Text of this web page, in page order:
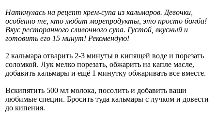
Наткнулась на рецепт крем-супа из кальмаров. Девочки,
особенно те, кто любит морепродукты, это просто бомба!
Вкус ресторанного сливочного супа. Густой, вкусный и
готовить его 15 минут! Рекомендую!
2 кальмара отварить 2-3 минуты в кипящей воде и порезать
соломкой. Лук мелко порезать, обжарить на капле масле,
добавить кальмары и ещё 1 минутку обжаривать все вместе.
Вскипятить 500 мл молока, посолить и добавить ваши
любимые специи. Бросить туда кальмары с лучком и довести
до кипения.